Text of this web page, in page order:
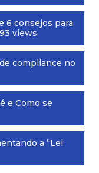
6 consejos para
views
compliance no
e Como se
a “Lei